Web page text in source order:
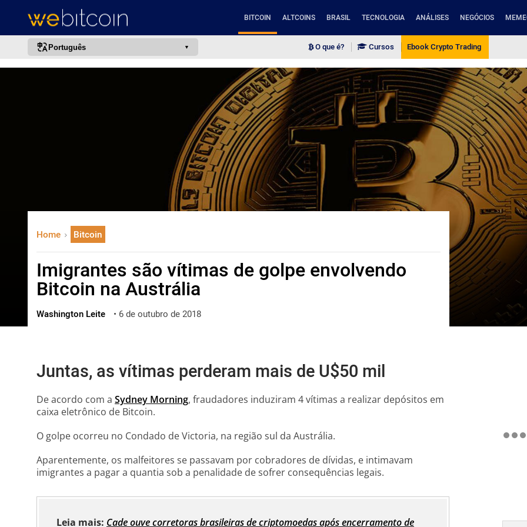
BITCOIN ALTCOINS BRASIL TECNOLOGIA ANÁLISES NEGÓCIOS
Português
한국어
العربية
ไทย
ქართული
O que é? Cursos Ebook Crypto Trading
Home Bitcoin
Imigrantes são vítimas de golpe envolvendo
Bitcoin na Austrália
Washington Leite • 6 de outubro de 2018
Juntas, as vítimas perderam mais de U$50 mil
De acordo com a Sydney Morning, fraudadores induziram 4 vítimas a realizar depósitos em
caixa eletrônico de Bitcoin.
O golpe ocorreu no Condado de Victoria, na região sul da Austrália.
Aparentemente, os malfeitores se passavam por cobradores de dívidas, e intimavam
imigrantes a pagar a quantia sob a penalidade de sofrer consequências legais.
Leia mais: Cade ouve corretoras brasileiras de criptomoedas após encerramento de